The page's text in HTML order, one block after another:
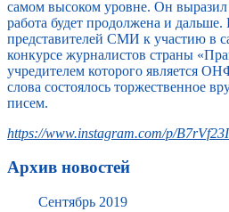
самом высоком уровне. Он выразил
работа будет продолжена и
представителей СМИ к участию в
конкурсе журналистов страны
учредителем которого является
слова состоялось торжественное
писем.
https://www.instagram.com/p/
Архив новостей
Сентябрь 2019